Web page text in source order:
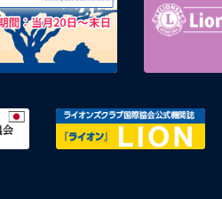
複合地区ガバナー協議会 議長連